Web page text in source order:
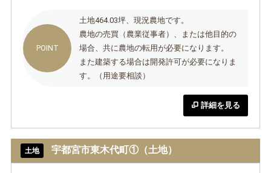
土地464.03坪、現況農地です。
農地の売買（農業従事者）、または他目的の
場合、共に農地の転用が必要になります。
また建築する場合は開発許可が必要になりま
す。（用途要相談）
詳細を見る
土地 宇都宮市東木代町①（土地）